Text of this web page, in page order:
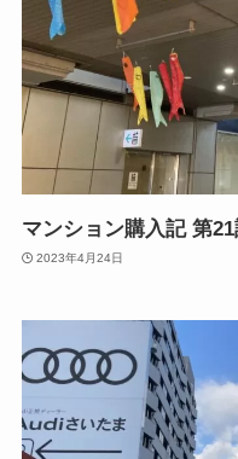
マンション購入記 第
2023年4月24日